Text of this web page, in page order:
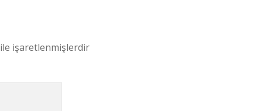
ile işaretlenmişlerdir